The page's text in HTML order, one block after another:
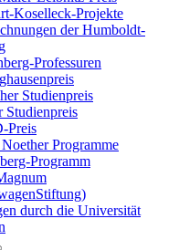
Koselleck-Projekte
der Humboldt-
Professuren
Studienpreis
Studienpreis
Preis
Programme
Programm
durch die Universität